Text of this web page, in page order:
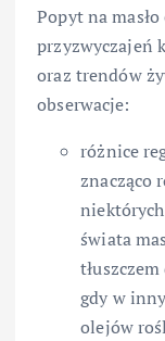
Popyt na
przyzwyczajeń
oraz trendów
obserwacje:
różnice
znacząco
świata
gdy w
olejów